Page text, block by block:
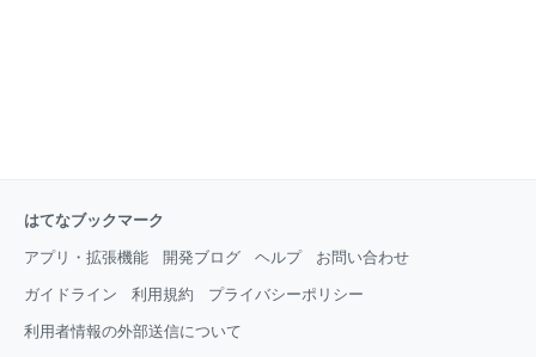
はてなブックマーク
アプリ・拡張機能 開発ブログ ヘルプ お問い合わせ
ガイドライン 利用規約 プライバシーポリシー
利用者情報の外部送信について